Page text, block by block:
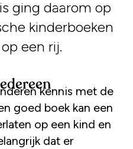
ging daarom op
kinderboeken
een rij.
goed boek kan een
op een kind en
dat er